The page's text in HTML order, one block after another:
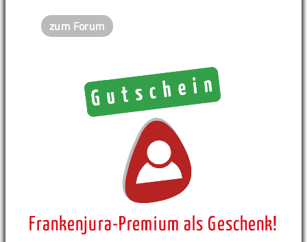
zum Forum
Frankenjura-Premium als Geschenk!